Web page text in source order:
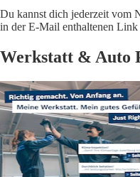
Du kannst dich jederzeit vom
in der E-Mail enthaltenen
Werkstatt & Auto